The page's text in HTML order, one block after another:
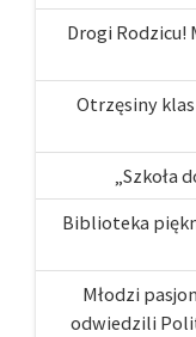
Drogi Rodzicu!
Otrzęsiny
„Szkoła
Biblioteka
Młodzi
odwiedzili